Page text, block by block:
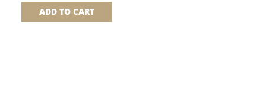
ADD TO CART